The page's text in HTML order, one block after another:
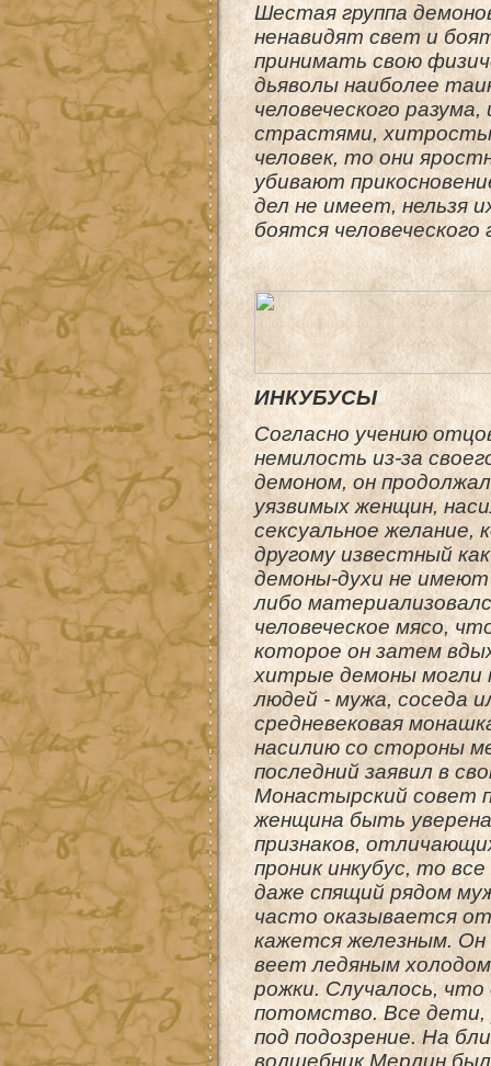
Шестая группа
ненавидят свет и
принимать свою
дьяволы наиболее
человеческого
страстями,
человек, то они
убивают
дел не имеет, нельзя
боятся
ИНКУБУСЫ
Согласно учению
немилость из-за
демоном, он
уязвимых женщин,
сексуальное желание,
другому известный
демоны-духи не имеют
либо
человеческое мясо,
которое он затем
хитрые демоны могли
людей - мужа, соседа
средневековая
насилию со стороны
последний заявил в
Монастырский совет
женщина быть
признаков,
проник инкубус, то
даже спящий рядом
часто оказывается
кажется железным. Он
веет ледяным
рожки. Случалось,
потомство. Все дети,
под подозрение. На
волшебник Мерлин был